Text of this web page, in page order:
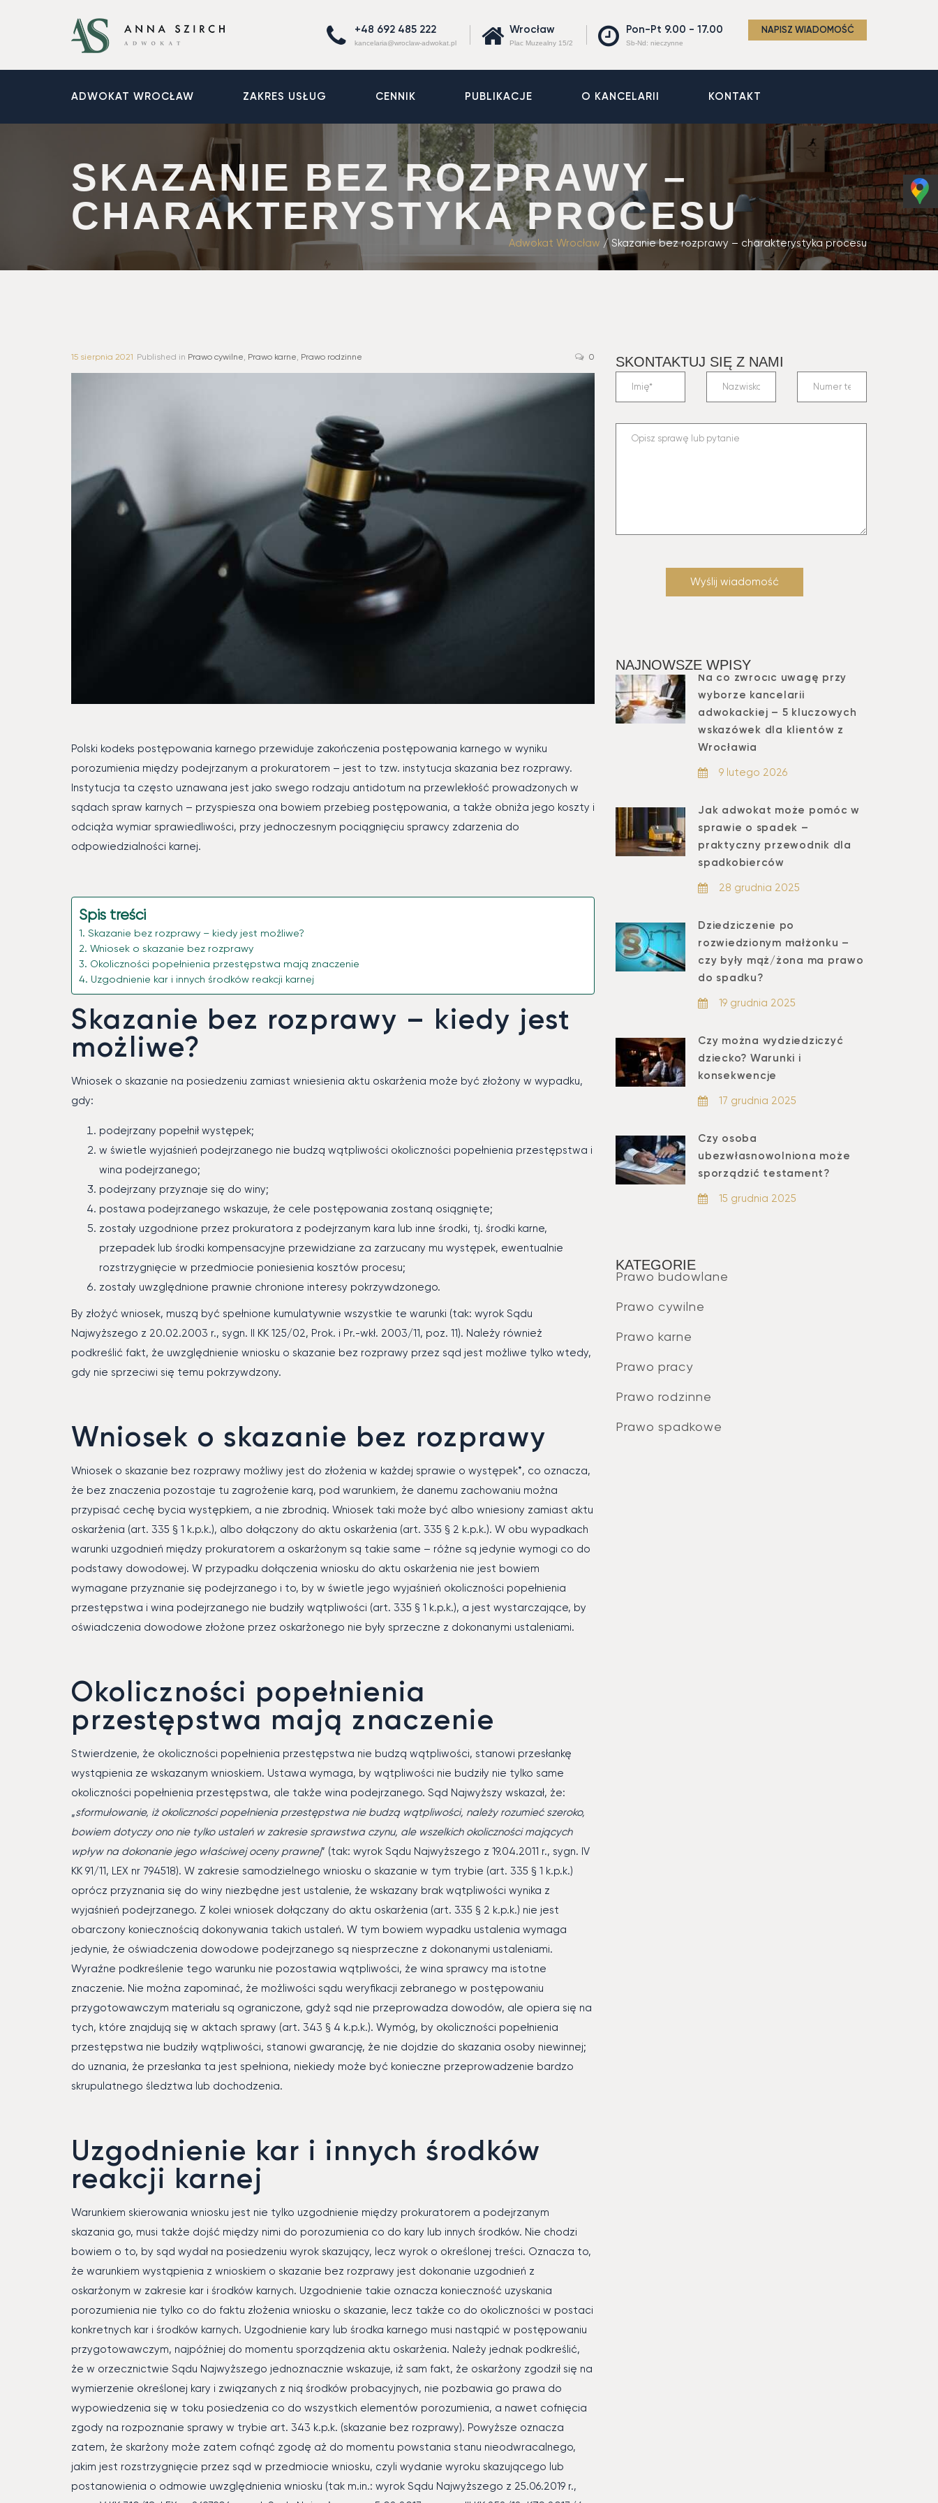
+48 692 485 222
kancelaria@wroclaw-adwokat.pl
Wrocław
Plac Muzealny 15/2
Pon-Pt 9.00 - 17.00
Sb-Nd: nieczynne
NAPISZ WIADOMOŚĆ
ADWOKAT WROCŁAW ZAKRES USŁUG CENNIK PUBLIKACJE O KANCELARII KONTAKT
SKAZANIE BEZ ROZPRAWY –
CHARAKTERYSTYKA PROCESU
Adwokat Wrocław /Skazanie bez rozprawy – charakterystyka procesu
15 sierpnia 2021 Published in Prawo cywilne, Prawo karne, Prawo rodzinne 0
Polski kodeks postępowania karnego przewiduje zakończenia postępowania karnego w wyniku
porozumienia między podejrzanym a prokuratorem – jest to tzw. instytucja skazania bez rozprawy.
Instytucja ta często uznawana jest jako swego rodzaju antidotum na przewlekłość prowadzonych w
sądach spraw karnych – przyspiesza ona bowiem przebieg postępowania, a także obniża jego koszty i
odciąża wymiar sprawiedliwości, przy jednoczesnym pociągnięciu sprawcy zdarzenia do
odpowiedzialności karnej.
Spis treści
Skazanie bez rozprawy – kiedy jest możliwe?
Wniosek o skazanie bez rozprawy
Okoliczności popełnienia przestępstwa mają znaczenie
Uzgodnienie kar i innych środków reakcji karnej
Skazanie bez rozprawy – kiedy jest
możliwe?
Wniosek o skazanie na posiedzeniu zamiast wniesienia aktu oskarżenia może być złożony w wypadku,
gdy:
podejrzany popełnił występek;
w świetle wyjaśnień podejrzanego nie budzą wątpliwości okoliczności popełnienia przestępstwa i
wina podejrzanego;
podejrzany przyznaje się do winy;
postawa podejrzanego wskazuje, że cele postępowania zostaną osiągnięte;
zostały uzgodnione przez prokuratora z podejrzanym kara lub inne środki, tj. środki karne,
przepadek lub środki kompensacyjne przewidziane za zarzucany mu występek, ewentualnie
rozstrzygnięcie w przedmiocie poniesienia kosztów procesu;
zostały uwzględnione prawnie chronione interesy pokrzywdzonego.
By złożyć wniosek, muszą być spełnione kumulatywnie wszystkie te warunki (tak: wyrok Sądu
Najwyższego z 20.02.2003 r., sygn. II KK 125/02, Prok. i Pr.-wkł. 2003/11, poz. 11). Należy również
podkreślić fakt, że uwzględnienie wniosku o skazanie bez rozprawy przez sąd jest możliwe tylko wtedy,
gdy nie sprzeciwi się temu pokrzywdzony.
Wniosek o skazanie bez rozprawy
Wniosek o skazanie bez rozprawy możliwy jest do złożenia w każdej sprawie o występek*, co oznacza,
że bez znaczenia pozostaje tu zagrożenie karą, pod warunkiem, że danemu zachowaniu można
przypisać cechę bycia występkiem, a nie zbrodnią. Wniosek taki może być albo wniesiony zamiast aktu
oskarżenia (art. 335 § 1 k.p.k.), albo dołączony do aktu oskarżenia (art. 335 § 2 k.p.k.). W obu wypadkach
warunki uzgodnień między prokuratorem a oskarżonym są takie same – różne są jedynie wymogi co do
podstawy dowodowej. W przypadku dołączenia wniosku do aktu oskarżenia nie jest bowiem
wymagane przyznanie się podejrzanego i to, by w świetle jego wyjaśnień okoliczności popełnienia
przestępstwa i wina podejrzanego nie budziły wątpliwości (art. 335 § 1 k.p.k.), a jest wystarczające, by
oświadczenia dowodowe złożone przez oskarżonego nie były sprzeczne z dokonanymi ustaleniami.
Okoliczności popełnienia
przestępstwa mają znaczenie
Stwierdzenie, że okoliczności popełnienia przestępstwa nie budzą wątpliwości, stanowi przesłankę
wystąpienia ze wskazanym wnioskiem. Ustawa wymaga, by wątpliwości nie budziły nie tylko same
okoliczności popełnienia przestępstwa, ale także wina podejrzanego. Sąd Najwyższy wskazał, że:
„sformułowanie, iż okoliczności popełnienia przestępstwa nie budzą wątpliwości, należy rozumieć szeroko,
bowiem dotyczy ono nie tylko ustaleń w zakresie sprawstwa czynu, ale wszelkich okoliczności mających
wpływ na dokonanie jego właściwej oceny prawnej” (tak: wyrok Sądu Najwyższego z 19.04.2011 r., sygn. IV
KK 91/11, LEX nr 794518). W zakresie samodzielnego wniosku o skazanie w tym trybie (art. 335 § 1 k.p.k.)
oprócz przyznania się do winy niezbędne jest ustalenie, że wskazany brak wątpliwości wynika z
wyjaśnień podejrzanego. Z kolei wniosek dołączany do aktu oskarżenia (art. 335 § 2 k.p.k.) nie jest
obarczony koniecznością dokonywania takich ustaleń. W tym bowiem wypadku ustalenia wymaga
jedynie, że oświadczenia dowodowe podejrzanego są niesprzeczne z dokonanymi ustaleniami.
Wyraźne podkreślenie tego warunku nie pozostawia wątpliwości, że wina sprawcy ma istotne
znaczenie. Nie można zapominać, że możliwości sądu weryfikacji zebranego w postępowaniu
przygotowawczym materiału są ograniczone, gdyż sąd nie przeprowadza dowodów, ale opiera się na
tych, które znajdują się w aktach sprawy (art. 343 § 4 k.p.k.). Wymóg, by okoliczności popełnienia
przestępstwa nie budziły wątpliwości, stanowi gwarancję, że nie dojdzie do skazania osoby niewinnej;
do uznania, że przesłanka ta jest spełniona, niekiedy może być konieczne przeprowadzenie bardzo
skrupulatnego śledztwa lub dochodzenia.
Uzgodnienie kar i innych środków
reakcji karnej
Warunkiem skierowania wniosku jest nie tylko uzgodnienie między prokuratorem a podejrzanym
skazania go, musi także dojść między nimi do porozumienia co do kary lub innych środków. Nie chodzi
bowiem o to, by sąd wydał na posiedzeniu wyrok skazujący, lecz wyrok o określonej treści. Oznacza to,
że warunkiem wystąpienia z wnioskiem o skazanie bez rozprawy jest dokonanie uzgodnień z
oskarżonym w zakresie kar i środków karnych. Uzgodnienie takie oznacza konieczność uzyskania
porozumienia nie tylko co do faktu złożenia wniosku o skazanie, lecz także co do okoliczności w postaci
konkretnych kar i środków karnych. Uzgodnienie kary lub środka karnego musi nastąpić w postępowaniu
przygotowawczym, najpóźniej do momentu sporządzenia aktu oskarżenia. Należy jednak podkreślić,
że w orzecznictwie Sądu Najwyższego jednoznacznie wskazuje, iż sam fakt, że oskarżony zgodził się na
wymierzenie określonej kary i związanych z nią środków probacyjnych, nie pozbawia go prawa do
wypowiedzenia się w toku posiedzenia co do wszystkich elementów porozumienia, a nawet cofnięcia
zgody na rozpoznanie sprawy w trybie art. 343 k.p.k. (skazanie bez rozprawy). Powyższe oznacza
zatem, że skarżony może zatem cofnąć zgodę aż do momentu powstania stanu nieodwracalnego,
jakim jest rozstrzygnięcie przez sąd w przedmiocie wniosku, czyli wydanie wyroku skazującego lub
postanowienia o odmowie uwzględnienia wniosku (tak m.in.: wyrok Sądu Najwyższego z 25.06.2019 r.,
SKONTAKTUJ SIĘ Z NAMI
NAJNOWSZE WPISY
Na co zwrócić uwagę przy
wyborze kancelarii
adwokackiej – 5 kluczowych
wskazówek dla klientów z
Wrocławia
9 lutego 2026
Jak adwokat może pomóc w
sprawie o spadek –
praktyczny przewodnik dla
spadkobierców
28 grudnia 2025
Dziedziczenie po
rozwiedzionym małżonku –
czy były mąż/żona ma prawo
do spadku?
19 grudnia 2025
Czy można wydziedziczyć
dziecko? Warunki i
konsekwencje
17 grudnia 2025
Czy osoba
ubezwłasnowolniona może
sporządzić testament?
15 grudnia 2025
KATEGORIE
Prawo budowlane
Prawo cywilne
Prawo karne
Prawo pracy
Prawo rodzinne
Prawo spadkowe